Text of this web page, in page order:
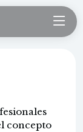
concepto